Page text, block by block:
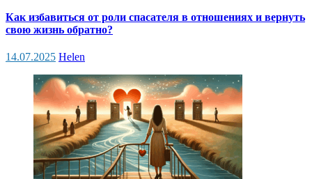
Как избавиться от роли спасателя в отношениях и вернуть
свою жизнь обратно?
14.07.2025 Helen